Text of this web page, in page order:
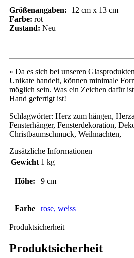
Größenangaben: 12 cm x 13 cm
Farbe: rot
Zustand: Neu
» Da es sich bei unseren
Unikate handelt, können minimale
möglich sein. Was ein Zeichen dafür
Hand gefertigt ist!
Schlagwörter: Herz zum hängen,
Fensterhänger, Fensterdekoration,
Christbaumschmuck, Weihnachten,
Zusätzliche Informationen
Gewicht 1 kg
Höhe: 9 cm
Farbe rose, weiss
Produktsicherheit
Produktsicherheit